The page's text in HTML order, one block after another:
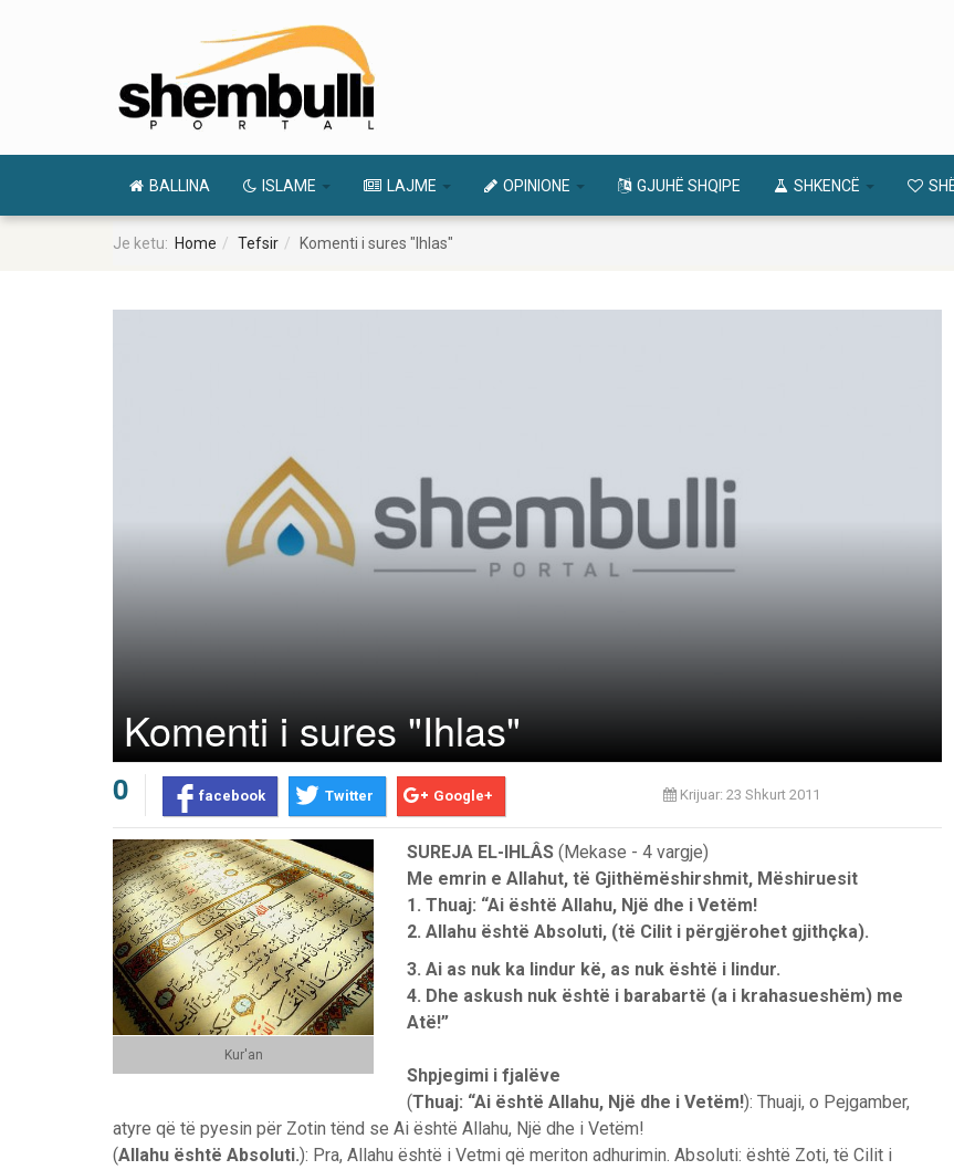
BALLINA ISLAME LAJME OPINIONE GJUHË SHQIPE SHKENCË
Je ketu: Home Tefsir Komenti i sures "Ihlas"
Komenti i sures "Ihlas"
0 facebook Twitter Google+ Krijuar: 23 Shkurt 2011
Kur'an
SUREJA EL-IHLÂS (Mekase - 4 vargje)
Me emrin e Allahut, të Gjithëmëshirshmit, Mëshiruesit
1. Thuaj: “Ai është Allahu, Një dhe i Vetëm!
2. Allahu është Absoluti, (të Cilit i përgjërohet gjithçka).
3. Ai as nuk ka lindur kë, as nuk është i lindur.
4. Dhe askush nuk është i barabartë (a i krahasueshëm) me
Atë!”
Shpjegimi i fjalëve
(Thuaj: “Ai është Allahu, Një dhe i Vetëm!): Thuaji, o Pejgamber,
atyre që të pyesin për Zotin tënd se Ai është Allahu, Një dhe i Vetëm!
(Allahu është Absoluti.): Pra, Allahu është i Vetmi që meriton adhurimin. Absoluti: është Zoti, të Cilit i
PrevNext